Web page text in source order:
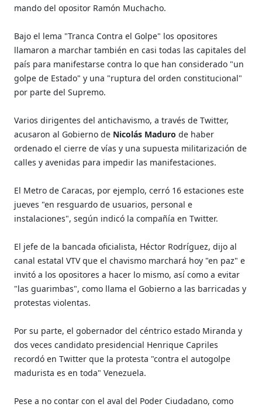
mando del opositor Ramón Muchacho.
Bajo el lema "Tranca Contra el Golpe" los opositores
llamaron a marchar también en casi todas las capitales del
país para manifestarse contra lo que han considerado "un
golpe de Estado" y una "ruptura del orden constitucional"
por parte del Supremo.
Varios dirigentes del antichavismo, a través de Twitter,
acusaron al Gobierno de Nicolás Madurode haber
ordenado el cierre de vías y una supuesta militarización de
calles y avenidas para impedir las manifestaciones.
El Metro de Caracas, por ejemplo, cerró 16 estaciones este
jueves "en resguardo de usuarios, personal e
instalaciones", según indicó la compañía en Twitter.
El jefe de la bancada oficialista, Héctor Rodríguez, dijo al
canal estatal VTV que el chavismo marchará hoy "en paz" e
invitó a los opositores a hacer lo mismo, así como a evitar
"las guarimbas", como llama el Gobierno a las barricadas y
protestas violentas.
Por su parte, el gobernador del céntrico estado Miranda y
dos veces candidato presidencial Henrique Capriles
recordó en Twitter que la protesta "contra el autogolpe
madurista es en toda" Venezuela.
Pese a no contar con el aval del Poder Ciudadano, como